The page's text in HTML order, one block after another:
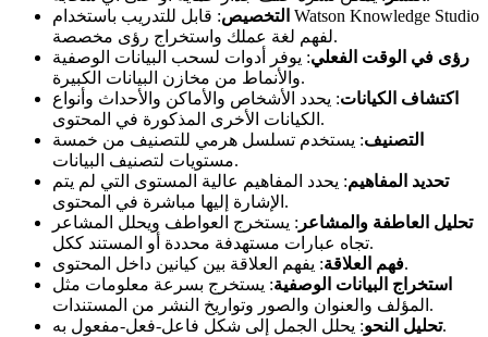
التخصيص: قابل للتدريب باستخدام Watson Knowledge Studio
لفهم لغة عملك واستخراج رؤى مخصصة.
رؤى في الوقت الفعلي: يوفر أدوات لسحب البيانات الوصفية
والأنماط من مخازن البيانات الكبيرة.
اكتشاف الكيانات: يحدد الأشخاص والأماكن والأحداث وأنواع
الكيانات الأخرى المذكورة في المحتوى.
التصنيف: يستخدم تسلسل هرمي للتصنيف من خمسة
مستويات لتصنيف البيانات.
تحديد المفاهيم: يحدد المفاهيم عالية المستوى التي لم يتم
الإشارة إليها مباشرة في المحتوى.
تحليل العاطفة والمشاعر : يستخرج العواطف ويحلل المشاعر
تجاه عبارات مستهدفة محددة أو المستند ككل.
فهم العلاقة: يفهم العلاقة بين كيانين داخل المحتوى.
استخراج البيانات الوصفية: يستخرج بسرعة معلومات مثل
المؤلف والعنوان والصور وتواريخ النشر من المستندات.
تحليل النحو: يحلل الجمل إلى شكل فاعل-فعل-مفعول به.